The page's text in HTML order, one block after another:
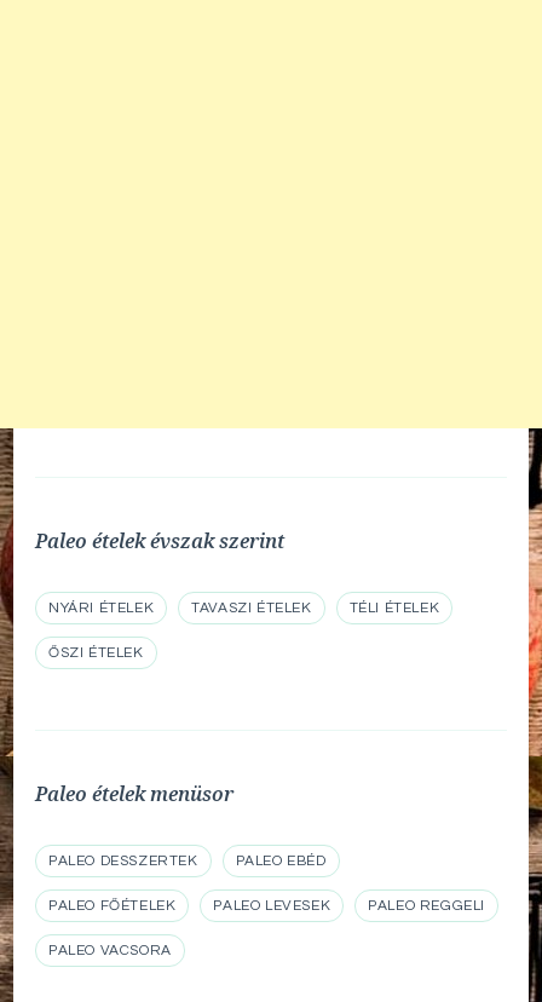
Paleo ételek évszak szerint
NYÁRI ÉTELEK TAVASZI ÉTELEK TÉLI ÉTELEK
ŐSZI ÉTELEK
Paleo ételek menüsor
PALEO DESSZERTEK PALEO EBÉD
PALEO FŐÉTELEK PALEO LEVESEK PALEO REGGELI
PALEO VACSORA